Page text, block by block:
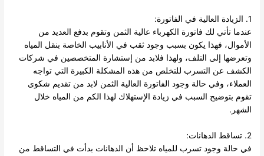
1. الزيادة العالية في الفاتورة:
عندما تأتي لك فاتورة الكهرباء عالية الثمن وتقوم بدفع العديد من
الأموال، فهذا يكون بسبب وجود ثقب في الأنابيب الخاصة بنقل المياه
وتعرضها إلى التلف، ولهذا فلابد من إستشارة المتخصصين في شركات
الكشف عن التسرب للتخلص من هذه المشكلة الكبيرة التي تواجه
العملاء، وفي حالة وجود الفاتورة العالية الثمن لابد من تقديم شكوى
تقوم بتوضيح السبب في زيادة الإستهلاك لهذا الكم من المياه خلال
الشهر.
2. تساقط الدهانات:
في حالة وجود تسرب للمياه تلاحظ أن الدهانات بدأت في التساقط من